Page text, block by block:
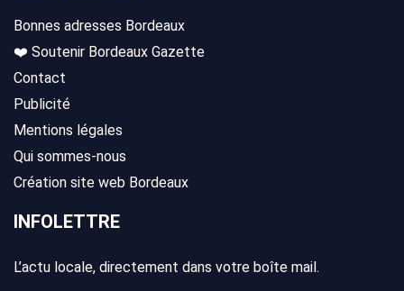
Bonnes adresses Bordeaux
❤️ Soutenir Bordeaux Gazette
Contact
Publicité
Mentions légales
Qui sommes-nous
Création site web Bordeaux
INFOLETTRE
L’actu locale, directement dans votre boîte mail.